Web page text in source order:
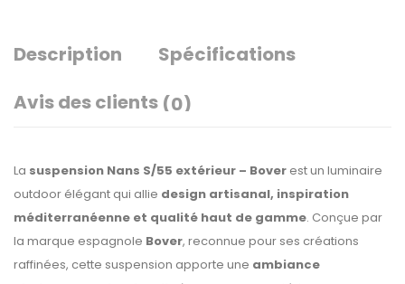
Description
Spécifications
Avis des clients (0)
La suspension Nans S/55 extérieur – Bover est un luminaire
outdoor élégant qui allie design artisanal, inspiration
méditerranéenne et qualité haut de gamme. Conçue par
la marque espagnole Bover, reconnue pour ses créations
raffinées, cette suspension apporte une ambiance